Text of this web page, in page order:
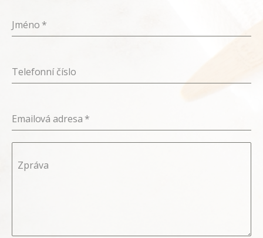
Jméno *
Telefonní číslo
Emailová adresa *
Zpráva